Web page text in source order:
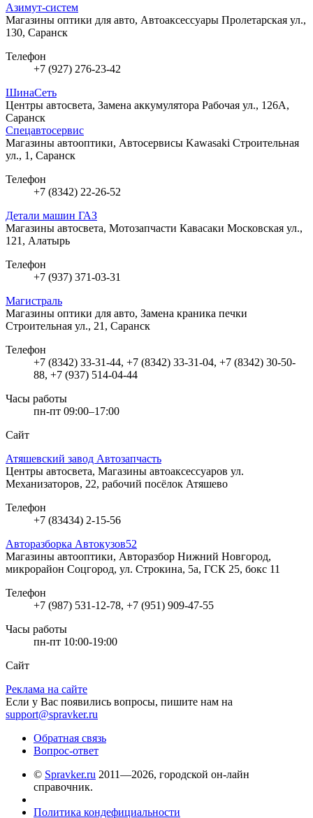
Азимут-систем
Магазины оптики для авто, Автоаксессуары Пролетарская ул.,
130, Саранск
Телефон
+7 (927) 276-23-42
ШинаСеть
Центры автосвета, Замена аккумулятора Рабочая ул., 126А,
Саранск
Спецавтосервис
Магазины автооптики, Автосервисы Kawasaki Строительная
ул., 1, Саранск
Телефон
+7 (8342) 22-26-52
Детали машин ГАЗ
Магазины автосвета, Мотозапчасти Кавасаки Московская ул.,
121, Алатырь
Телефон
+7 (937) 371-03-31
Магистраль
Магазины оптики для авто, Замена краника печки
Строительная ул., 21, Саранск
Телефон
+7 (8342) 33-31-44, +7 (8342) 33-31-04, +7 (8342) 30-50-
88, +7 (937) 514-04-44
Часы работы
пн-пт 09:00–17:00
Сайт
Атяшевский завод Автозапчасть
Центры автосвета, Магазины автоаксессуаров ул.
Механизаторов, 22, рабочий посёлок Атяшево
Телефон
+7 (83434) 2-15-56
Авторазборка Автокузов52
Магазины автооптики, Авторазбор Нижний Новгород,
микрорайон Соцгород, ул. Строкина, 5а, ГСК 25, бокс 11
Телефон
+7 (987) 531-12-78, +7 (951) 909-47-55
Часы работы
пн-пт 10:00-19:00
Сайт
Реклама на сайте
Если у Вас появились вопросы, пишите нам на
support@spravker.ru
Обратная связь
Вопрос-ответ
© Spravker.ru 2011—2026, городской он-лайн
справочник.
Политика кондефициальности